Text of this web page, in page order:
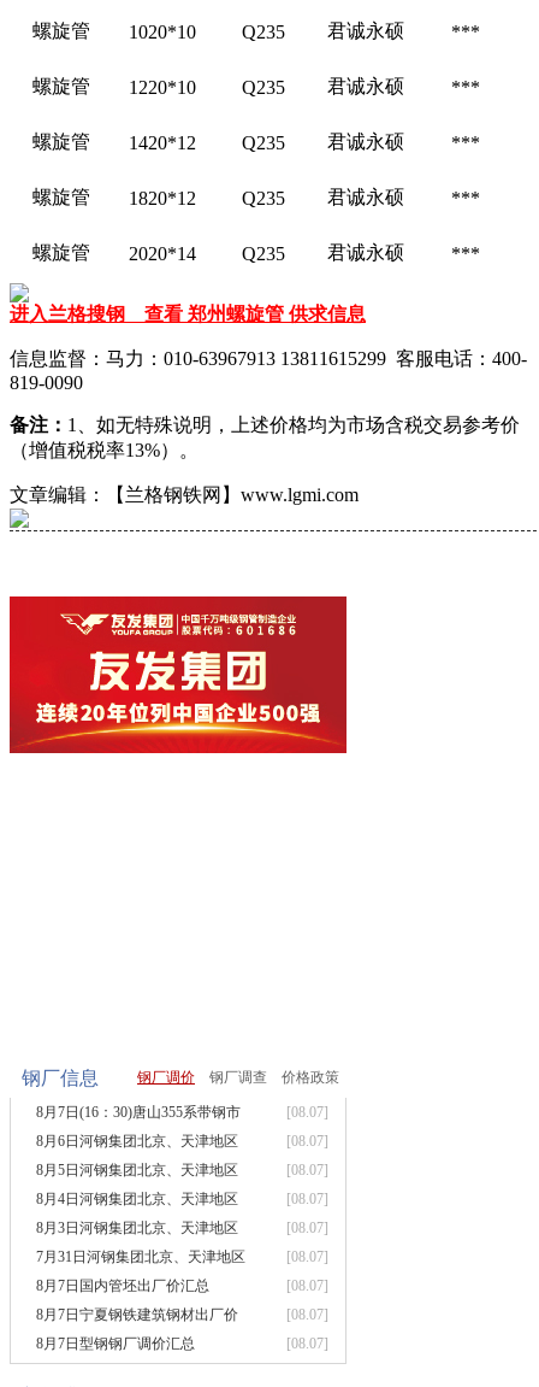
螺旋管 1020*10 Q235 君诚永硕 ***
螺旋管 1220*10 Q235 君诚永硕 ***
螺旋管 1420*12 Q235 君诚永硕 ***
螺旋管 1820*12 Q235 君诚永硕 ***
螺旋管 2020*14 Q235 君诚永硕 ***
进入兰格搜钢 查看 郑州螺旋管 供求信息
信息监督：马力：010-63967913 13811615299 客服电话：400-
819-0090
备注： 1、如无特殊说明，上述价格均为市场含税交易参考价
（增值税税率13%）。
文章编辑：【兰格钢铁网】www.lgmi.com